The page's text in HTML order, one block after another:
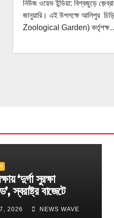
নিউজ ওয়েভ ইন্ডিয়া: বিশ্বজুড়ে
জানুয়ারি। এই উপলক্ষে আলিপুর
Zoological Garden)
‘দুর্গা সুরক্ষা
স্বরাষ্ট্র বাজেটে
ঘোষণা
2026 NEWS WAVE